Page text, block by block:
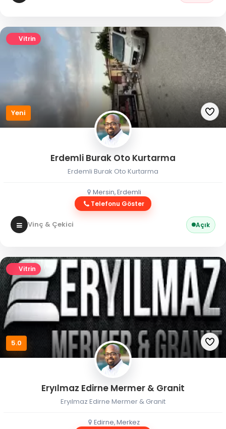
Vitrin
Yeni
Erdemli Burak Oto Kurtarma
Erdemli Burak Oto Kurtarma
Mersin, Erdemli
Telefonu Göster
Vinç & Çekici Açık
Vitrin
5.0
Eryılmaz Edirne Mermer & Granit
Eryılmaz Edirne Mermer & Granit
Edirne, Merkez